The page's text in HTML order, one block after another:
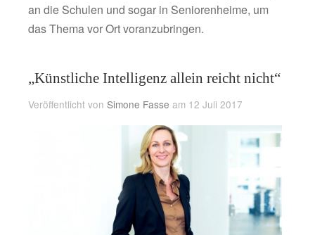
an die Schulen und sogar in Seniorenheime, um
das Thema vor Ort voranzubringen.
„Künstliche Intelligenz allein reicht nicht“
Veröffentlicht von Simone Fasse am 12 Juli 2017